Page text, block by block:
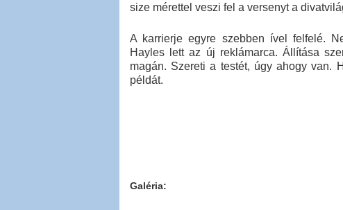
size mérettel veszi fel a versenyt a
A karrierje egyre szebben ível felfelé.
Hayles lett az új reklámarca. Állítása
magán. Szereti a testét, úgy ahogy van.
példát.
Galéria: